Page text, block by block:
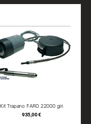
Kit Trapano FARO 22000 giri
935,00€